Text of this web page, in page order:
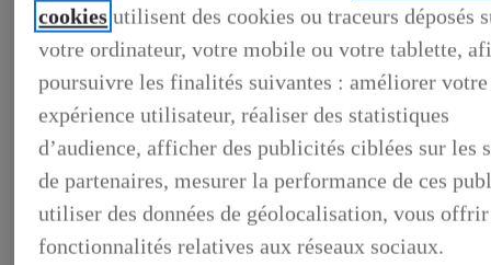
ELECTRIFIED PROGRAM
NOS OFFRES DU MOMENT
NOS SOLUTIONS DE FINANCEMENT
L'HYBRIDE POUR LES PROFESSIONNELS
CONTACTEZ-NOUS
cookies utilisent des cookies ou traceurs déposés
votre ordinateur, votre mobile ou votre tablette,
poursuivre les finalités suivantes : améliorer votre
expérience utilisateur, réaliser des statistiques
d’audience, afficher des publicités ciblées sur les
de partenaires, mesurer la performance de ces
utiliser des données de géolocalisation, vous offrir
fonctionnalités relatives aux réseaux sociaux.